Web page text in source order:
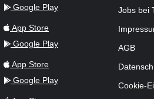
Google Play
Pro
App Store
Google Play
dpa-AFX ProFeed
App Store
Google Play
Jobs bei
AGB
Cookie-